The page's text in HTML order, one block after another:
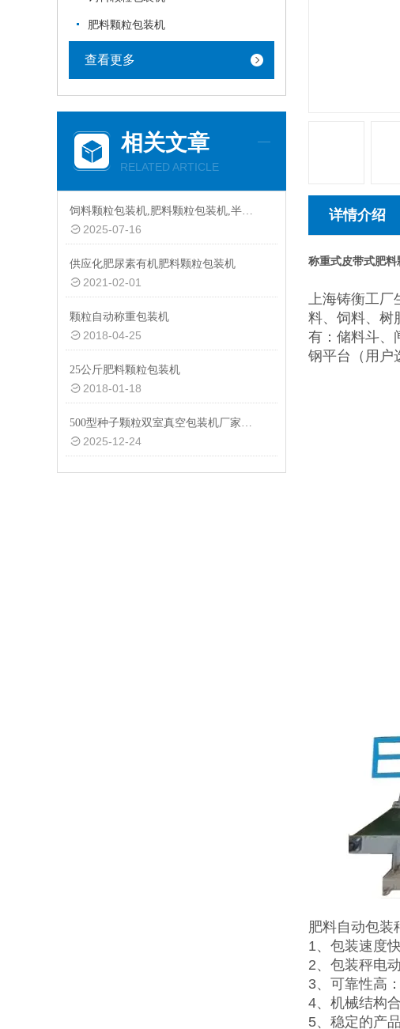
肥料颗粒包装机
查看更多
相关文章
RELATED ARTICLE
饲料颗粒包装机,肥料颗粒包装机,半自动颗粒包装机厂家
2025-07-16
供应化肥尿素有机肥料颗粒包装机
2021-02-01
颗粒自动称重包装机
2018-04-25
25公斤肥料颗粒包装机
2018-01-18
500型种子颗粒双室真空包装机厂家供应
2025-12-24
详情介绍
称重式皮带式肥料
上海铸衡工厂
料、饲料、树
有：储料斗、
钢平台（用户
肥料自动包装
1、包装速度
2、包装秤电
3、可靠性高
4、机械结构
5、稳定的产